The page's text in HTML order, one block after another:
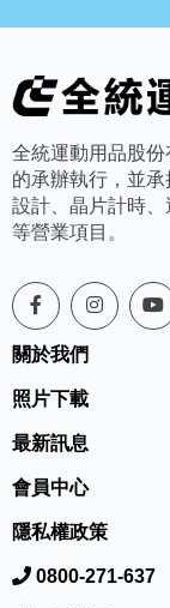
全統運動用品股
的承辦執行，並
設計、晶片計時
等營業項目。
關於我們
照片下載
最新訊息
會員中心
隱私權政策
0800-271-637